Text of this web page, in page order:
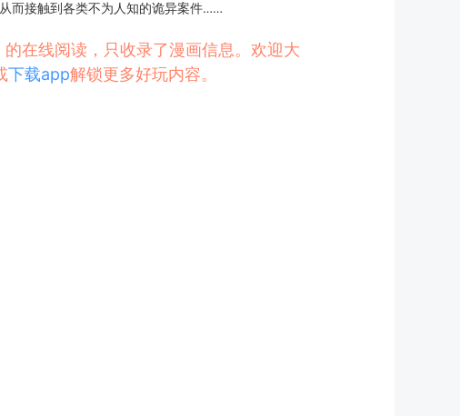
而接触到各类不为人知的诡异案件……
在线阅读，只收录了漫画信息。欢迎大
下载app解锁更多好玩内容。